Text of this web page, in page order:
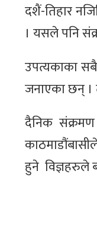
दशैं-तिहार
। यसले पनि
उपत्यकाका
जनाएका छन् ।
दैनिक संक्रमण
हुने विज्ञहरुले